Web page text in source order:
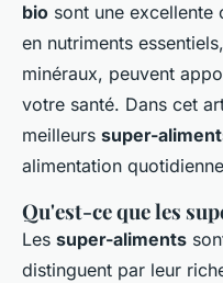
bio sont une excellente
en nutriments
minéraux, peuvent
votre santé. Dans cet
meilleurs super-
alimentation
Qu'est-ce que les
Les super-aliments
distinguent par leur